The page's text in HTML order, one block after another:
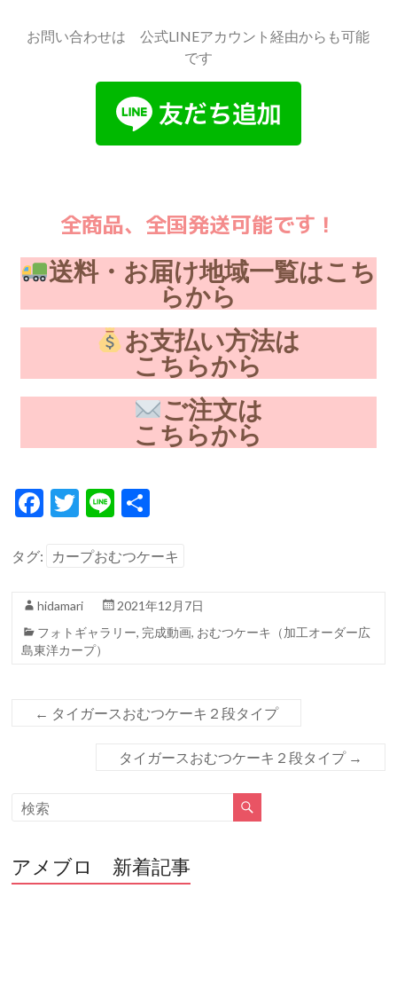
お問い合わせは 公式LINEアカウント経由からも可能
です
全商品、全国発送可能です！
送料・お届け地域一覧はこち
らから
お支払い方法は
こちらから
ご注文は
こちらから
F
e
o
o
T
itt
Li
e
タグ: カープおむつケーキ
hidamari
2021年12月7日
フォトギャラリー, 完成動画, おむつケーキ（加工オーダー広
島東洋カープ）
← タイガースおむつケーキ２段タイプ
タイガースおむつケーキ２段タイプ →
アメブロ 新着記事